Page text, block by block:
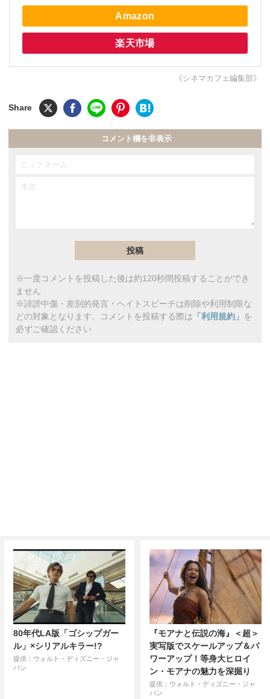
Amazon
楽天市場
《シネマカフェ編集部》
コメント欄を非表示
※一度コメントを投稿した後は約120秒間投稿することができ
ません
※誹謗中傷・差別的発言・ヘイトスピーチは削除や利用制限な
どの対象となります。コメントを投稿する際は 「利用規約」 を
必ずご確認ください
80年代LA版「ゴシップガー
ル」×シリアルキラー!?
提供：ウォルト・ディズニー・ジャ
パン
『モアナと伝説の海』＜超＞
実写版でスケールアップ＆パ
ワーアップ！等身大ヒロイ
ン・モアナの魅力を深掘り
提供：ウォルト・ディズニー・ジャ
パン